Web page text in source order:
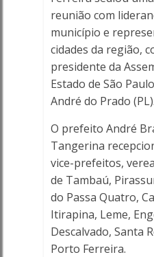
-
Porto
Online
-
Porto
Online
reunião com
município e
cidades da região,
presidente da
Estado de São
André do Prado (PL).
O prefeito André
Tangerina
vice-prefeitos,
de Tambaú,
do Passa Quatro,
Itirapina, Leme,
Descalvado, Santa
Porto Ferreira.